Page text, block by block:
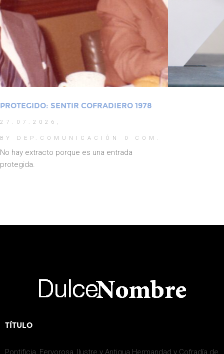
PROTEGIDO: SENTIR COFRADIERO 1978
27.07.2026,
BY DEP.COMUNICACIÓN 0 COM.
No hay extracto porque es una entrada
protegida.
TÍTULO